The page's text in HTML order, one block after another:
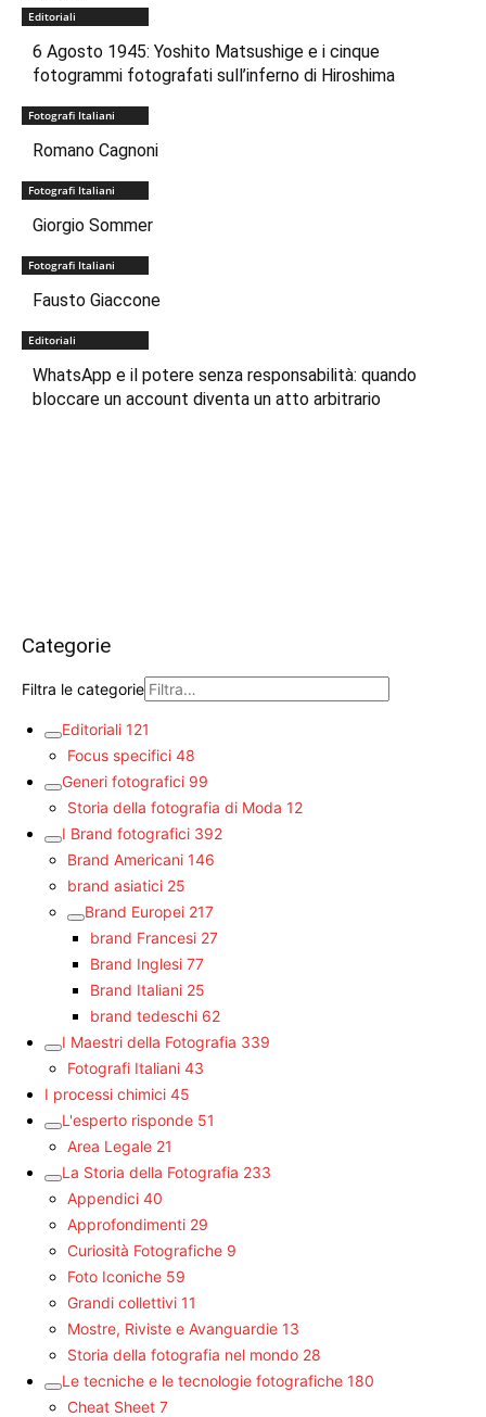
Editoriali
6 Agosto 1945: Yoshito Matsushige e i cinque
fotogrammi fotografati sull’inferno di Hiroshima
Fotografi Italiani
Romano Cagnoni
Fotografi Italiani
Giorgio Sommer
Fotografi Italiani
Fausto Giaccone
Editoriali
WhatsApp e il potere senza responsabilità: quando
bloccare un account diventa un atto arbitrario
Categorie
Filtra le categorie
Editoriali 121
Focus specifici 48
Generi fotografici 99
Storia della fotografia di Moda 12
I Brand fotografici 392
Brand Americani 146
brand asiatici 25
Brand Europei 217
brand Francesi 27
Brand Inglesi 77
Brand Italiani 25
brand tedeschi 62
I Maestri della Fotografia 339
Fotografi Italiani 43
I processi chimici 45
L'esperto risponde 51
Area Legale 21
La Storia della Fotografia 233
Appendici 40
Approfondimenti 29
Curiosità Fotografiche 9
Foto Iconiche 59
Grandi collettivi 11
Mostre, Riviste e Avanguardie 13
Storia della fotografia nel mondo 28
Le tecniche e le tecnologie fotografiche 180
Cheat Sheet 7